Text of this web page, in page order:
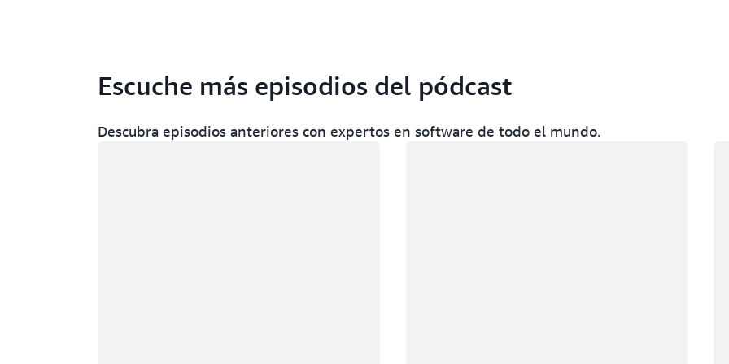
Escuche más episodios del pódcast
Descubra episodios anteriores con expertos en software de todo el mundo.